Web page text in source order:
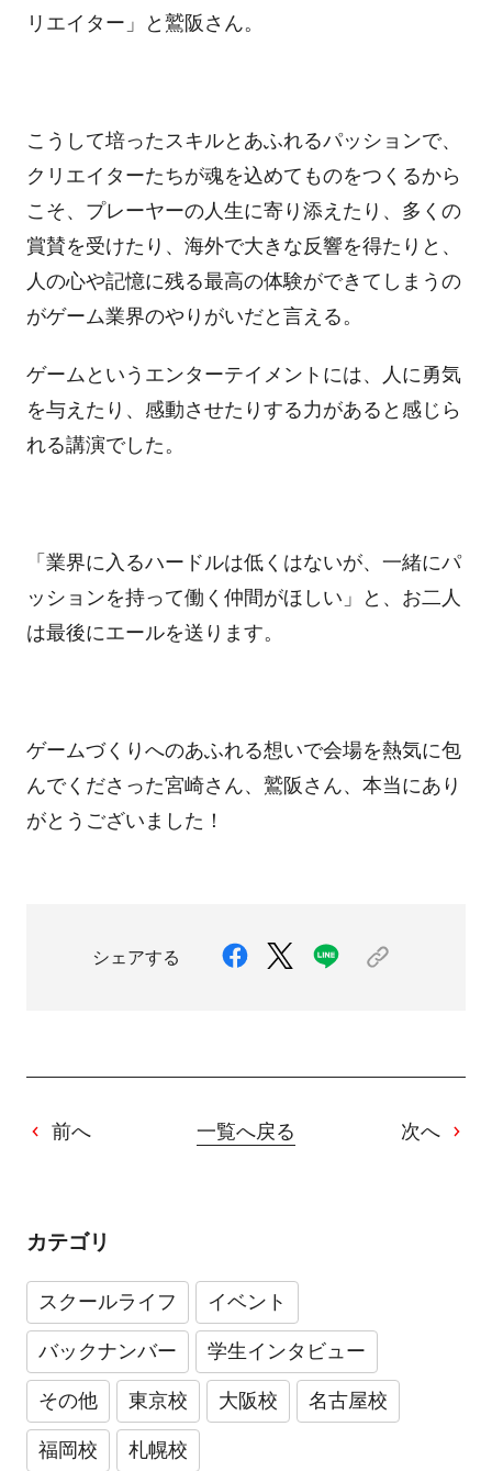
リエイター」と鷲阪さん。
こうして培ったスキルとあふれるパッションで、
クリエイターたちが魂を込めてものをつくるから
こそ、プレーヤーの人生に寄り添えたり、多くの
賞賛を受けたり、海外で大きな反響を得たりと、
人の心や記憶に残る最高の体験ができてしまうの
がゲーム業界のやりがいだと言える。
ゲームというエンターテイメントには、人に勇気
を与えたり、感動させたりする力があると感じら
れる講演でした。
「業界に入るハードルは低くはないが、一緒にパ
ッションを持って働く仲間がほしい」と、お二人
は最後にエールを送ります。
ゲームづくりへのあふれる想いで会場を熱気に包
んでくださった宮崎さん、鷲阪さん、本当にあり
がとうございました！
シェアする
前へ 一覧へ戻る 次へ
カテゴリ
スクールライフ イベント
バックナンバー 学生インタビュー
その他 東京校 大阪校 名古屋校
福岡校 札幌校